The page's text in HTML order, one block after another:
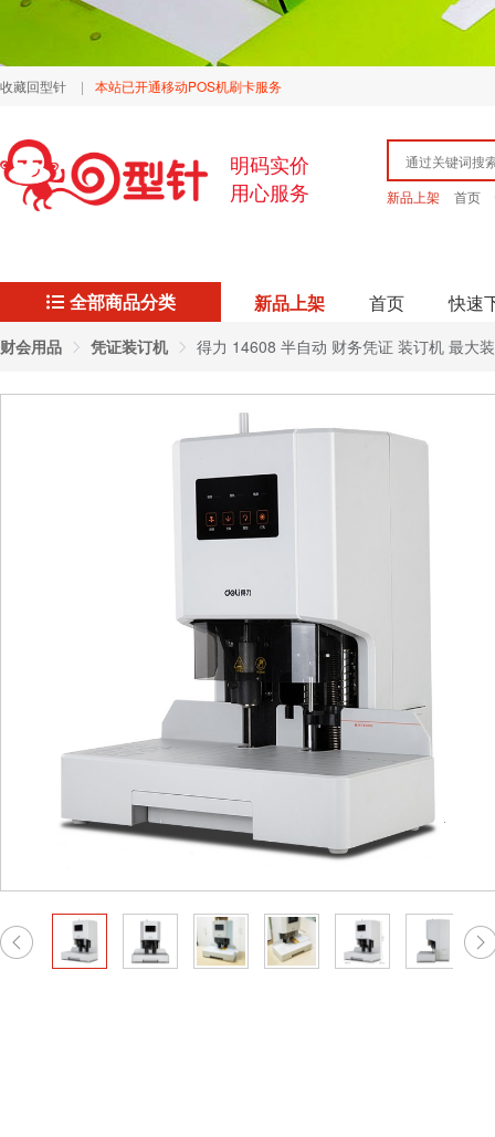
收藏回型针 | 本站已开通移动POS机刷卡服务
明码实价
用心服务
新品上架 首页
全部商品分类 新品上架 首页 快速
财会用品 凭证装订机 得力 14608 半自动 财务凭证 装订机 最大